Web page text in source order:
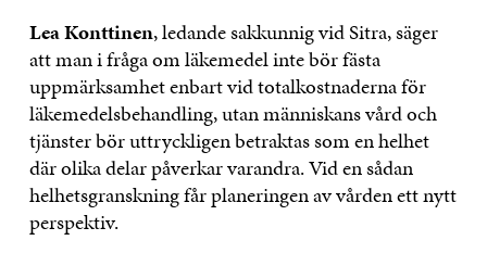
Lea Konttinen, ledande sakkunnig vid Sitra, säger
att man i fråga om läkemedel inte bör fästa
uppmärksamhet enbart vid totalkostnaderna för
läkemedelsbehandling, utan människans vård och
tjänster bör uttryckligen betraktas som en helhet
där olika delar påverkar varandra. Vid en sådan
helhetsgranskning får planeringen av vården ett nytt
perspektiv.